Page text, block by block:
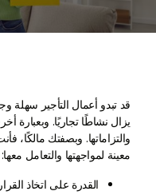
قد تبدو أعمال التأجير سهلة
يزال نشاطًا تجاريًا. وبعبارة
والتزاماتها. وبصفتك مالكًا،
معينة لمواجهتها والتعامل معها:
القدرة على اتخاذ